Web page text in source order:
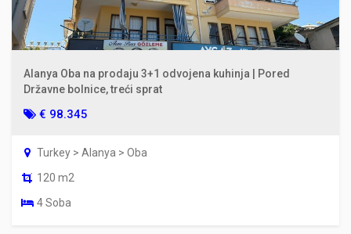
Alanya Oba na prodaju 3+1 odvojena kuhinja | Pored
Državne bolnice, treći sprat
€ 98.345
Turkey > Alanya > Oba
120 m2
4 Soba